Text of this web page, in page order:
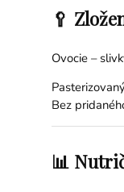
🥄
Ovocie –
Bez
📊